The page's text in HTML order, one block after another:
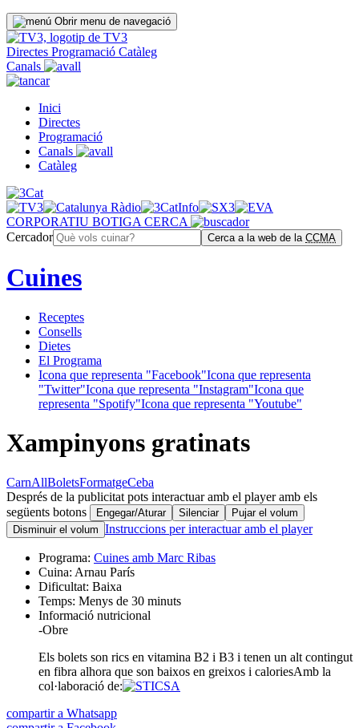
Obrir menu de navegació
Directes Programació Catàleg
Canals
Inici
Directes
Programació
Canals
Catàleg
CORPORATIU BOTIGA CERCA
Cercador
Cerca a la web de la CCMA
Cuines
Receptes
Consells
Dietes
El Programa
Icona que representa "Facebook"Icona que representa
"Twitter"Icona que representa "Instagram"Icona que
representa "Spotify"Icona que representa "Youtube"
Xampinyons gratinats
CarnAllBoletsFormatgeCeba
Després de la publicitat pots interactuar amb el player amb els
següents botons
Engegar/Aturar Silenciar
Pujar el volum
Disminuir el volum Instruccions per interactuar amb el player
Programa: Cuines amb Marc Ribas
Cuina: Arnau París
Dificultat: Baixa
Temps: Menys de 30 minuts
Informació nutricional
-Obre
Els bolets son rics en vitamina B2 i B3 i tenen un alt contingut
en fibra alhora que son baixos en greixos i caloriesAmb la
col·laboració de:
compartir a Whatsapp